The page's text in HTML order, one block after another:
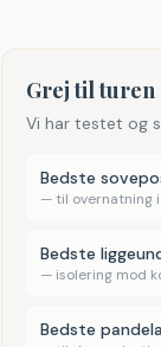
Grej til turen
Vi har testet og
Bedste
— til overnatning
Bedste
— isolering mod
Bedste